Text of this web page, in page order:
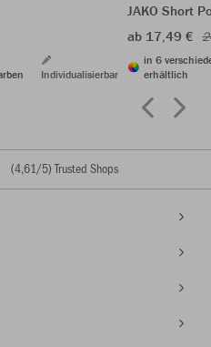
Individualisierbar
JAKO Short
ab 17,49 €
in 6
erhältlich
(4,61/5) Trusted Shops